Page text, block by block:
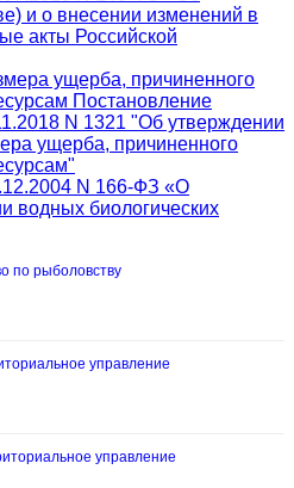
и о внесении изменений в
акты Российской
ущерба, причиненного
Постановление
N 1321 "Об утверждении
ущерба, причиненного
N 166-ФЗ «О
водных биологических
по рыболовству
управление
управление